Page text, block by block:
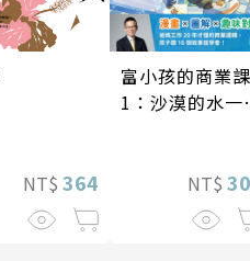
NT$ 364
富小孩的商業課
1：沙漠的水一
NT$